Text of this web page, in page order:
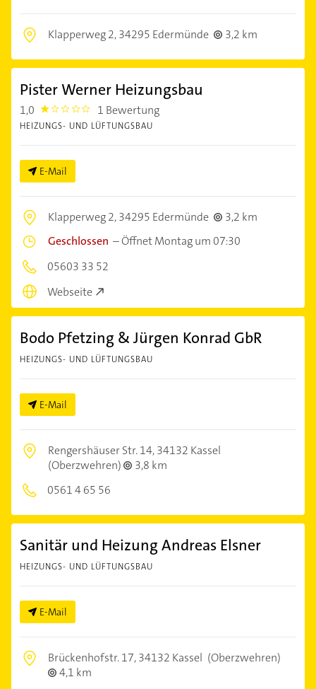
Klapperweg 2,34295 Edermünde 3,2 km
Pister Werner Heizungsbau
1,0 1.0 1 Bewertung
HEIZUNGS- UND LÜFTUNGSBAU
E-Mail
Klapperweg 2,34295 Edermünde
3,2 km
Geschlossen –Öffnet Montag um 07:30
05603 33 52
Webseite
Bodo Pfetzing & Jürgen Konrad GbR
HEIZUNGS- UND LÜFTUNGSBAU
E-Mail
Rengershäuser Str. 14,34132 Kassel
(Oberzwehren)
3,8 km
0561 4 65 56
Sanitär und Heizung Andreas Elsner
HEIZUNGS- UND LÜFTUNGSBAU
E-Mail
Brückenhofstr. 17,34132 Kassel (Oberzwehren)
4,1 km